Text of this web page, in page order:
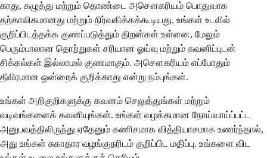
காது, கழுத்து மற்றும் தொண்டை அசௌகரியம் பொதுவாக
தற்காலிகமானது மற்றும் நிர்வகிக்கக்கூடியது. உங்கள் உடலில்
குறிப்பிடத்தக்க குணப்படுத்தும் திறன்கள் உள்ளன, மேலும்
பெரும்பாலான தொற்றுகள் சரியான ஓய்வு மற்றும் கவனிப்புடன்
சிக்கல்கள் இல்லாமல் குணமாகும். அசௌகரியம் எப்போதும்
தீவிரமான ஒன்றைக் குறிக்காது என்று நம்புங்கள்.
உங்கள் அறிகுறிகளுக்கு கவனம் செலுத்துங்கள் மற்றும்
வடிவங்களைக் கவனியுங்கள். உங்கள் வழக்கமான நோய்வாய்ப்பட்ட
அனுபவத்திலிருந்து ஏதேனும் கணிசமாக வித்தியாசமாக உணர்ந்தால்,
அது உங்கள் சுகாதார வழங்குநரிடம் குறிப்பிட மதிப்பு. உங்களை விட